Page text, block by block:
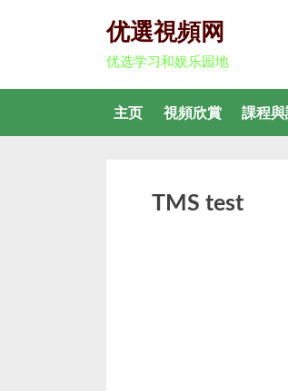
优選視頻网
优选学习和娱乐园地
主页 視頻欣賞 課程
TMS test